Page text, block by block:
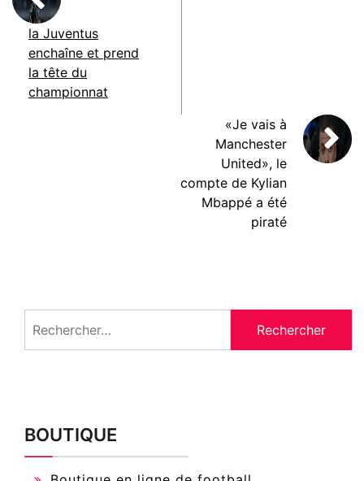
la Juventus
enchaîne et prend
la tête du
championnat
«Je vais à
Manchester
United», le
compte de Kylian
Mbappé a été
piraté
BOUTIQUE